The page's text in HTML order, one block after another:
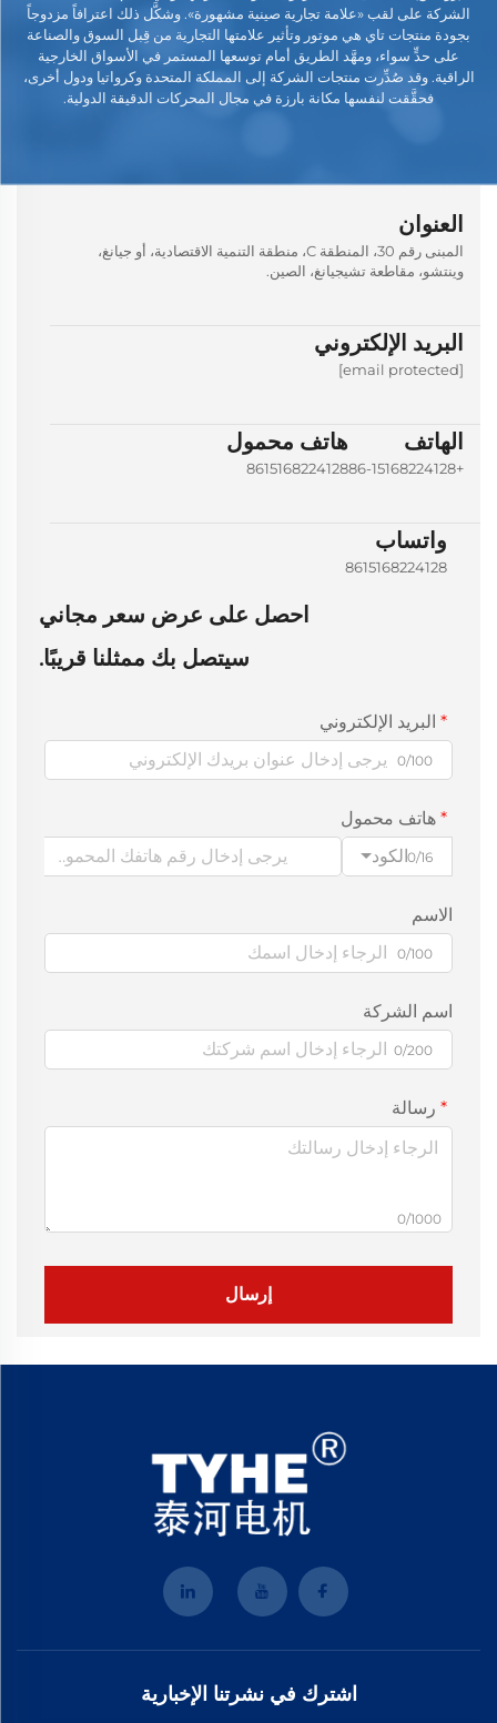
الشركة على لقب «علامة تجارية صينية مشهورة». وشكَّل ذلك اعترافاً مزدوجاً
بجودة منتجات تاي هي موتور وتأثير علامتها التجارية من قِبل السوق والصناعة
على حدٍّ سواء، ومهَّد الطريق أمام توسعها المستمر في الأسواق الخارجية
الراقية. وقد صُدِّرت منتجات الشركة إلى المملكة المتحدة وكرواتيا ودول أخرى،
فحقَّقت لنفسها مكانة بارزة في مجال المحركات الدقيقة الدولية.
العنوان
المبنى رقم 30، المنطقة C، منطقة التنمية الاقتصادية، أو جيانغ،
وينتشو، مقاطعة تشيجيانغ، الصين.
البريد الإلكتروني
[email protected]
الهاتف
+86-15168224128
هاتف محمول
8615168224128
واتساب
8615168224128
احصل على عرض سعر مجاني
سيتصل بك ممثلنا قريبًا.
البريد الإلكتروني
0/100
هاتف محمول
الكود0/16
الاسم
0/100
اسم الشركة
0/200
رسالة
0/1000
إرسال
اشترك في نشرتنا الإخبارية